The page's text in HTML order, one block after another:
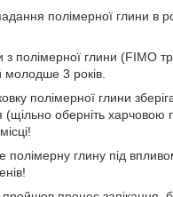
полімерної глини в
з полімерної глини (FIMO
молодше 3 років.
полімерної глини
(щільно оберніть харчовою
полімерну глину під